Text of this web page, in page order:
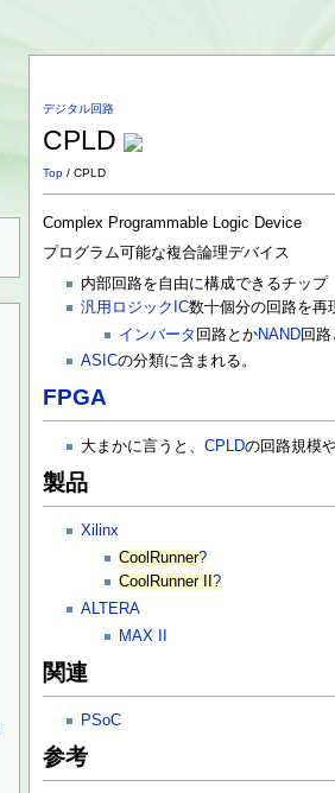
デジタル回路
CPLD
Top / CPLD
Complex Programmable Logic Device
プログラム可能な複合論理デバイス
内部回路を自由に構成できるチップ
汎用ロジックIC数十個分の回路を再
インバータ 回路とかNAND回
ASICの分類に含まれる。
FPGA
大まかに言うと、CPLDの回路規模
製品
Xilinx
CoolRunner?
CoolRunner II?
ALTERA
MAX II
関連
PSoC
参考